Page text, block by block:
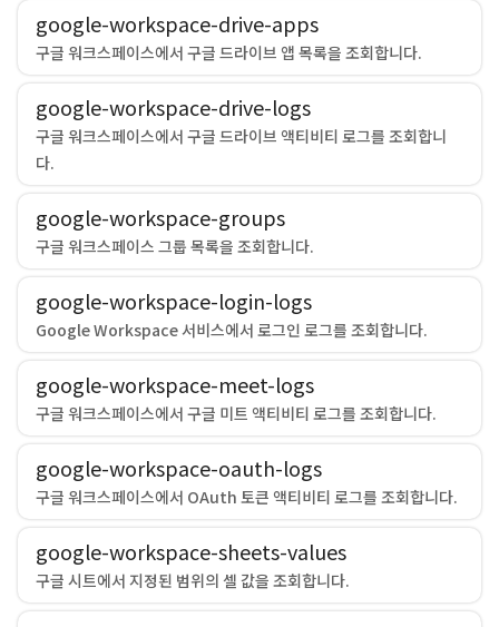
google-workspace-drive-apps
구글 워크스페이스에서 구글 드라이브 앱 목록을 조회합니다.
google-workspace-drive-logs
구글 워크스페이스에서 구글 드라이브 액티비티 로그를 조회합니
다.
google-workspace-groups
구글 워크스페이스 그룹 목록을 조회합니다.
google-workspace-login-logs
Google Workspace 서비스에서 로그인 로그를 조회합니다.
google-workspace-meet-logs
구글 워크스페이스에서 구글 미트 액티비티 로그를 조회합니다.
google-workspace-oauth-logs
구글 워크스페이스에서 OAuth 토큰 액티비티 로그를 조회합니다.
google-workspace-sheets-values
구글 시트에서 지정된 범위의 셀 값을 조회합니다.